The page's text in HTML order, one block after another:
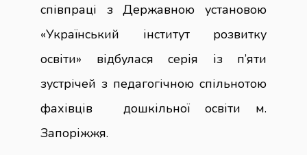
співпраці з Державною установою
«Український інститут розвитку
освіти» відбулася серія із п’яти
зустрічей з педагогічною спільнотою
фахівців дошкільної освіти м.
Запоріжжя.